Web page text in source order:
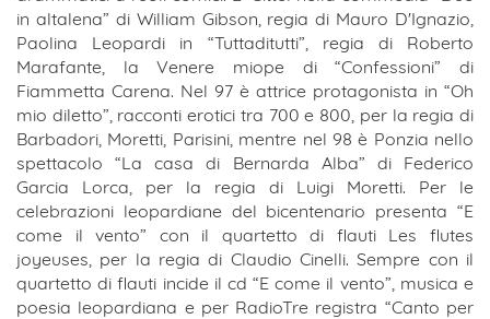
in altalena” di William Gibson, regia di Mauro D'Ignazio,
Paolina Leopardi in “Tuttaditutti”, regia di Roberto
Marafante, la Venere miope di “Confessioni” di
Fiammetta Carena. Nel 97 è attrice protagonista in “Oh
mio diletto”, racconti erotici tra 700 e 800, per la regia di
Barbadori, Moretti, Parisini, mentre nel 98 è Ponzia nello
spettacolo “La casa di Bernarda Alba” di Federico
Garcia Lorca, per la regia di Luigi Moretti. Per le
celebrazioni leopardiane del bicentenario presenta “E
come il vento” con il quartetto di flauti Les flutes
joyeuses, per la regia di Claudio Cinelli. Sempre con il
quartetto di flauti incide il cd “E come il vento”, musica e
poesia leopardiana e per RadioTre registra “Canto per